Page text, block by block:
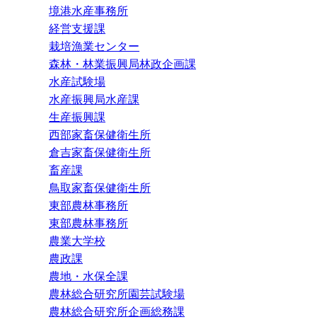
境港水産事務所
経営支援課
栽培漁業センター
森林・林業振興局林政企画課
水産試験場
水産振興局水産課
生産振興課
西部家畜保健衛生所
倉吉家畜保健衛生所
畜産課
鳥取家畜保健衛生所
東部農林事務所
東部農林事務所
農業大学校
農政課
農地・水保全課
農林総合研究所園芸試験場
農林総合研究所企画総務課